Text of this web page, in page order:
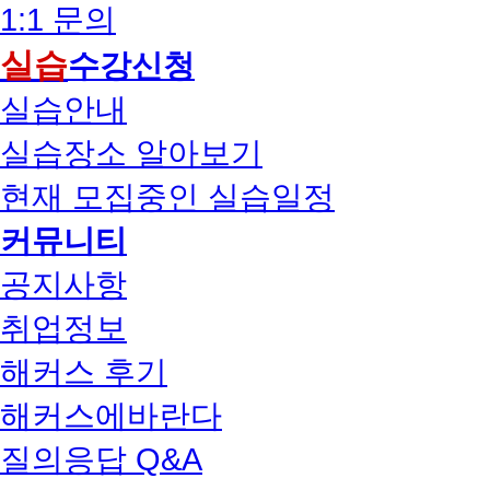
1:1 문의
실습수강신청
실습안내
실습장소 알아보기
현재 모집중인 실습일정
커뮤니티
공지사항
취업정보
해커스 후기
해커스에바란다
질의응답 Q&A